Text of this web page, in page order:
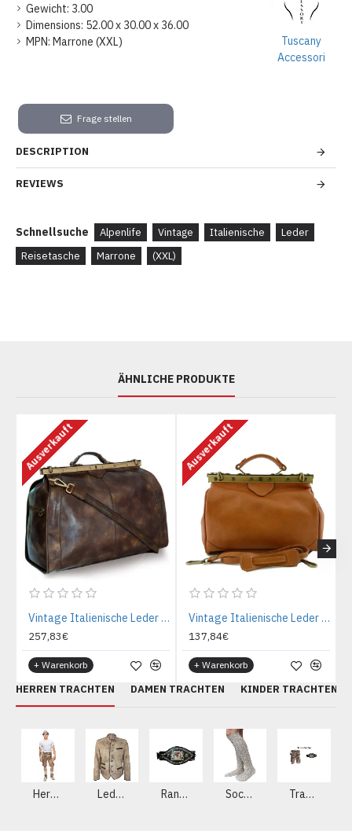
Gewicht: 3.00
Dimensions: 52.00 x 30.00 x 36.00
MPN: Marrone (XXL)
Tuscany
Accessori
Frage stellen
DESCRIPTION
REVIEWS
Schnellsuche Alpenlife Vintage Italienische
Leder
Reisetasche
Marrone (XXL)
ÄHNLICHE PRODUKTE
Ausverkauft
Vintage Italienische Leder Reisetasche Antik Altbraun (XL)
257,83€
+ Warenkorb
Ausverkauft
Vintage Italienische Leder Doktortasche Cognac (M)
137,84€
+ Warenkorb
HERREN TRACHTEN DAMEN TRACHTEN KINDER TRACHTEN
Herren Lederhosen aus echtem Leder Lederjacke Ranzen - Gürtel Socken Trachten Sets